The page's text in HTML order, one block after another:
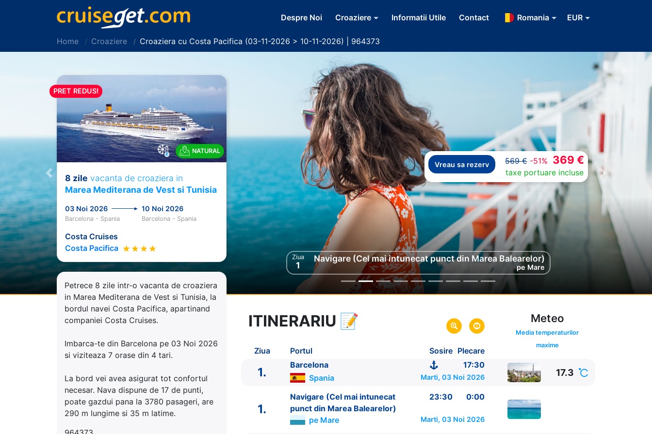
Despre Noi Croaziere Informatii Utile Contact Romania EUR
Home Croaziere Croaziera cu Costa Pacifica (03-11-2026 > 10-11-2026) | 964373
Vreau sa rezerv 569 € -51% 369 €
taxe portuare incluse
Ziua
1
Navigare (Cel mai intunecat punct din Marea Balearelor)
pe Mare
Ziua
2
Navigare (Cel mai intunecat punct din Marea Balearelor)
pe Mare
Previous Next
PRET REDUS!
NATURAL
8 zile vacanta de croaziera in
Marea Mediterana de Vest si Tunisia
03 Noi 2026 10 Noi 2026
Barcelona - Spania Barcelona - Spania
Costa Cruises
Costa Pacifica
Petrece 8 zile intr-o vacanta de croaziera
in Marea Mediterana de Vest si Tunisia, la
bordul navei Costa Pacifica, apartinand
companiei Costa Cruises.
Imbarca-te din Barcelona pe 03 Noi 2026
si viziteaza 7 orase din 4 tari.
La bord vei avea asigurat tot confortul
necesar. Nava dispune de 17 de punti,
poate gazdui pana la 3780 pasageri, are
290 m lungime si 35 m latime.
8 zile vacanta de croaziera in
Marea Mediterana de Vest si Tunisia -
Plecare pe 03 Noi 2026
10 Noi 2026
Costa Pacifica★★★★
ITINERARIU 📝
Ziua Portul Sosire Plecare
Meteo
Media temperaturilor
maxime
1.
Barcelona
17:30
Spania
Marti, 03 Noi 2026 17.3
1.
Navigare (Cel mai intunecat
punct din Marea Balearelor)
23:30 0:00
pe Mare Marti, 03 Noi 2026